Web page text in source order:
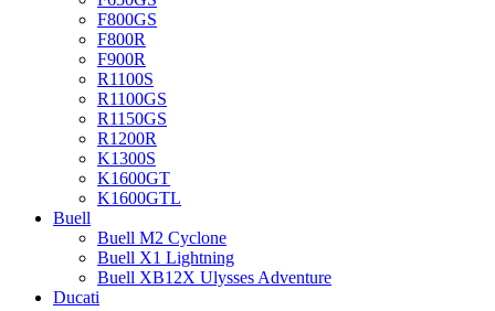
F800GS
F800R
F900R
R1100S
R1100GS
R1150GS
R1200R
K1300S
K1600GT
K1600GTL
Buell
Buell M2 Cyclone
Buell X1 Lightning
Buell XB12X Ulysses Adventure
Ducati